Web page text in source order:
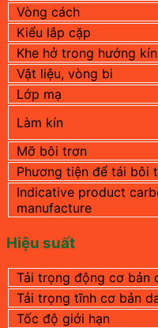
Vòng cách
Kiểu lắp cặp
Khe hở trong hướng
Vật liệu, vòng bi
Lớp mạ
Làm kín
Mỡ bôi trơn
Phương tiện để tái bôi
Indicative product
manufacture
Hiệu suất
Tải trọng động cơ bản
Tải trọng tĩnh cơ bản
Tốc độ giới hạn